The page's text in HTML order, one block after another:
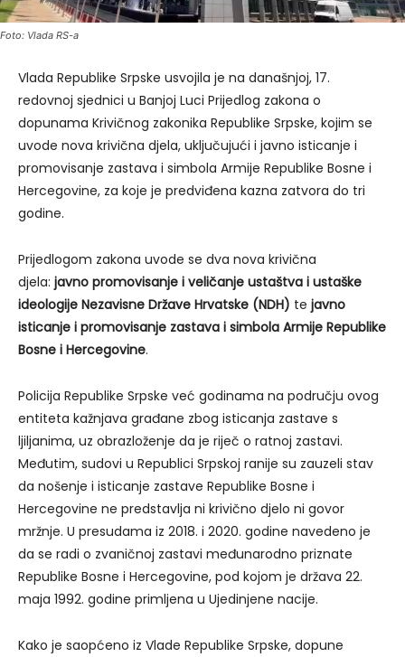
Foto: Vlada RS-a
Vlada Republike Srpske usvojila je na današnjoj, 17.
redovnoj sjednici u Banjoj Luci Prijedlog zakona o
dopunama Krivičnog zakonika Republike Srpske, kojim se
uvode nova krivična djela, uključujući i javno isticanje i
promovisanje zastava i simbola Armije Republike Bosne i
Hercegovine, za koje je predviđena kazna zatvora do tri
godine.
Prijedlogom zakona uvode se dva nova krivična
djela: javno promovisanje i veličanje ustaštva i ustaške
ideologije Nezavisne Države Hrvatske (NDH) te javno
isticanje i promovisanje zastava i simbola Armije Republike
Bosne i Hercegovine.
Policija Republike Srpske već godinama na području ovog
entiteta kažnjava građane zbog isticanja zastave s
ljiljanima, uz obrazloženje da je riječ o ratnoj zastavi.
Međutim, sudovi u Republici Srpskoj ranije su zauzeli stav
da nošenje i isticanje zastave Republike Bosne i
Hercegovine ne predstavlja ni krivično djelo ni govor
mržnje. U presudama iz 2018. i 2020. godine navedeno je
da se radi o zvaničnoj zastavi međunarodno priznate
Republike Bosne i Hercegovine, pod kojom je država 22.
maja 1992. godine primljena u Ujedinjene nacije.
Kako je saopćeno iz Vlade Republike Srpske, dopune